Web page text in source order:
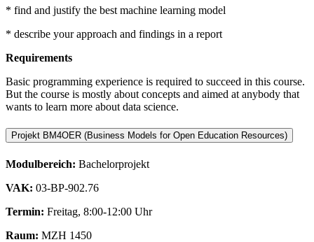
* find and justify the best machine learning model
* describe your approach and findings in a report
Requirements
Basic programming experience is required to succeed in this course.
But the course is mostly about concepts and aimed at anybody that
wants to learn more about data science.
Projekt BM4OER (Business Models for Open Education Resources)
Modulbereich: Bachelorprojekt
VAK: 03-BP-902.76
Termin: Freitag, 8:00-12:00 Uhr
Raum: MZH 1450